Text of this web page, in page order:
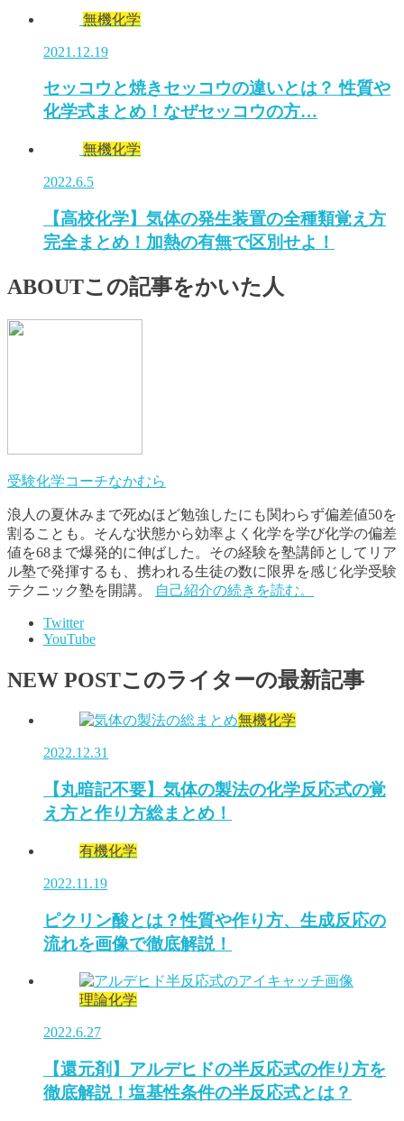
無機化学
2021.12.19
セッコウと焼きセッコウの違いとは？ 性質や
化学式まとめ！なぜセッコウの方…
無機化学
2022.6.5
【高校化学】気体の発生装置の全種類覚え方
完全まとめ！加熱の有無で区別せよ！
ABOUTこの記事をかいた人
受験化学コーチなかむら
浪人の夏休みまで死ぬほど勉強したにも関わらず偏差値50を
割ることも。そんな状態から効率よく化学を学び化学の偏差
値を68まで爆発的に伸ばした。その経験を塾講師としてリア
ル塾で発揮するも、携われる生徒の数に限界を感じ化学受験
テクニック塾を開講。
自己紹介の続きを読む。
Twitter
YouTube
NEW POSTこのライターの最新記事
無機化学
2022.12.31
【丸暗記不要】気体の製法の化学反応式の覚
え方と作り方総まとめ！
有機化学
2022.11.19
ピクリン酸とは？性質や作り方、生成反応の
流れを画像で徹底解説！
理論化学
2022.6.27
【還元剤】アルデヒドの半反応式の作り方を
徹底解説！塩基性条件の半反応式とは？